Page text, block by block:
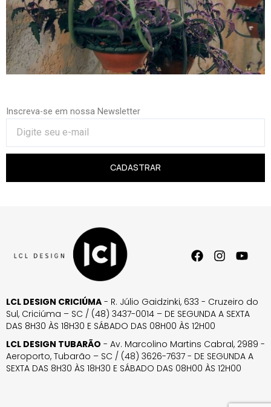
Inscreva-se em nossa Newsletter
CADASTRAR
LCL DESIGN CRICIÚMA - R. Júlio Gaidzinki, 633 - Cruzeiro do
Sul, Criciúma – SC / (48) 3437-0014 – DE SEGUNDA A SEXTA
DAS 8H30 ÀS 18H30 E SÁBADO DAS 08H00 ÀS 12H00
LCL DESIGN TUBARÃO - Av. Marcolino Martins Cabral, 2989 -
Aeroporto, Tubarão – SC / (48) 3626-7637 - DE SEGUNDA A
SEXTA DAS 8H30 ÀS 18H30 E SÁBADO DAS 08H00 ÀS 12H00